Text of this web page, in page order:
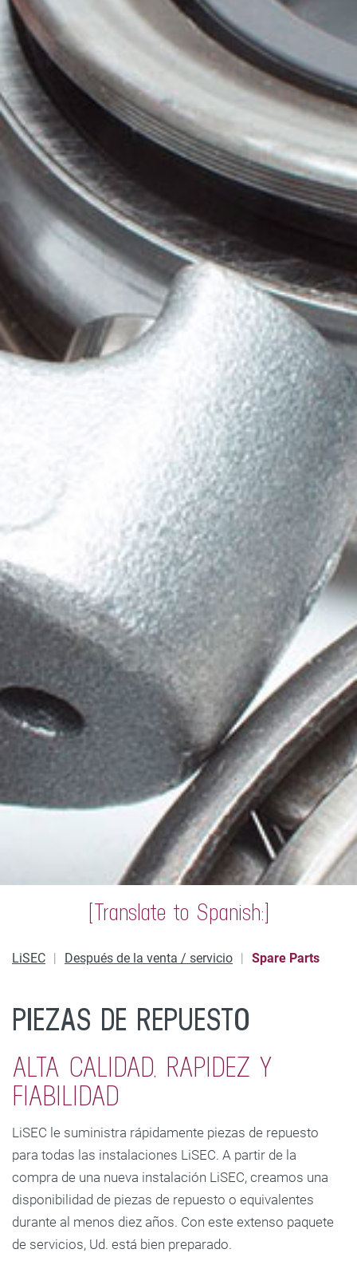
[Translate to Spanish:]
LiSEC Después de la venta / servicio Spare Parts
PIEZAS DE REPUESTO
ALTA CALIDAD, RAPIDEZ Y
FIABILIDAD
LiSEC le suministra rápidamente piezas de repuesto
para todas las instalaciones LiSEC. A partir de la
compra de una nueva instalación LiSEC, creamos una
disponibilidad de piezas de repuesto o equivalentes
durante al menos diez años. Con este extenso paquete
de servicios, Ud. está bien preparado.